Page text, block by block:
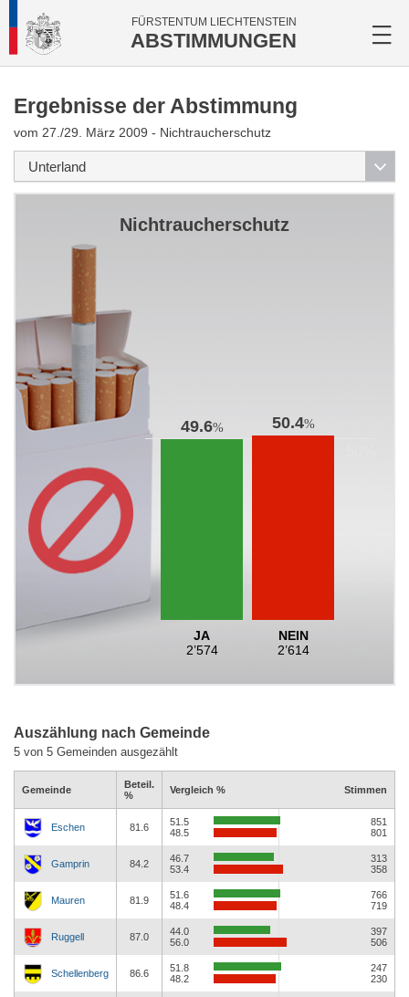
FÜRSTENTUM LIECHTENSTEIN
ABSTIMMUNGEN
Ergebnisse der Abstimmung
vom 27./29. März 2009 - Nichtraucherschutz
Nichtraucherschutz
49.6%
JA
2’574
50.4%
NEIN
2’614
Auszählung nach Gemeinde
5 von 5 Gemeinden ausgezählt
Gemeinde
Beteil.
%
Vergleich % Stimmen
Eschen 81.6
51.5
48.5
851
801
Gamprin 84.2
46.7
53.4
313
358
Mauren 81.9
51.6
48.4
766
719
Ruggell 87.0
44.0
56.0
397
506
Schellenberg 86.6
51.8
48.2
247
230